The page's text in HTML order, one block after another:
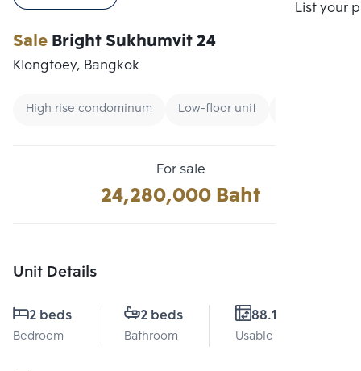
List your
SaleBright Sukhumvit 24
Klongtoey, Bangkok
High rise condominum Low-floor unit
For sale
24,280,000 Baht
Unit Details
2 beds
Bedroom
2 beds
Bathroom
88.11 Sq.m.
Usable area